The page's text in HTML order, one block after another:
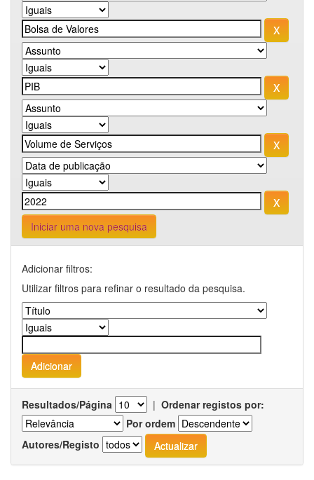
Iniciar uma nova pesquisa
Adicionar filtros:
Utilizar filtros para refinar o resultado da pesquisa.
Resultados/Página | Ordenar registos por:
Por ordem
Autores/Registo